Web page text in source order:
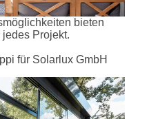
bieten
Projekt.
für Solarlux GmbH